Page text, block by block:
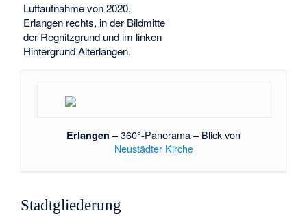
Luftaufnahme von 2020.
Erlangen rechts, in der Bildmitte
der Regnitzgrund und im linken
Hintergrund Alterlangen.
Erlangen – 360°-Panorama – Blick von
Neustädter Kirche
Stadtgliederung